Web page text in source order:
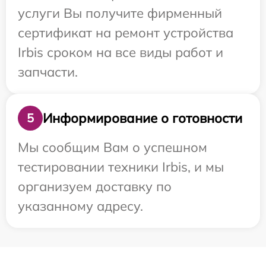
услуги Вы получите фирменный
сертификат на ремонт устройства
Irbis сроком на все виды работ и
запчасти.
5
Информирование о готовности
Мы сообщим Вам о успешном
тестировании техники Irbis, и мы
организуем доставку по
указанному адресу.